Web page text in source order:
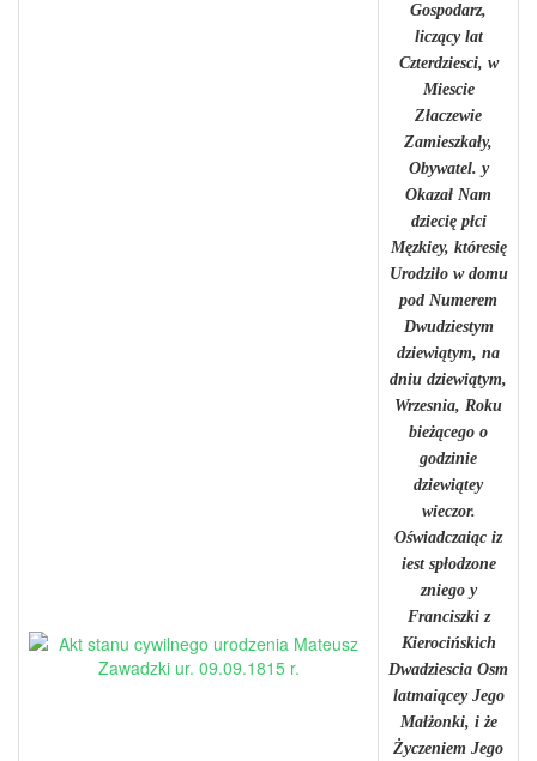
Gospodarz,
liczący lat
Czterdziesci, w
Miescie
Złaczewie
Zamieszkały,
Obywatel. y
Okazał Nam
dziecię płci
Męzkiey, któresię
Urodziło w domu
pod Numerem
Dwudziestym
dziewiątym, na
dniu dziewiątym,
Wrzesnia, Roku
bieżącego o
godzinie
dziewiątey
wieczor.
Oświadczaiąc iz
iest spłodzone
zniego y
Franciszki z
Kierocińskich
Dwadziescia Osm
latmaiącey Jego
Małżonki, i że
Życzeniem Jego